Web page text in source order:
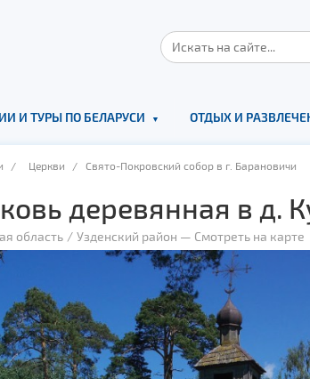
И ТУРЫ ПО БЕЛАРУСИ ОТДЫХ И
/ Церкви / Свято-Покровский собор в г. Барановичи
деревянная в д.
область Узденский район — Смотреть на карте